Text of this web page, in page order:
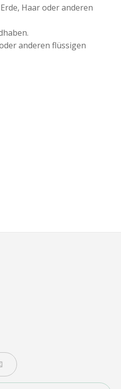
Haar oder anderen
anderen flüssigen